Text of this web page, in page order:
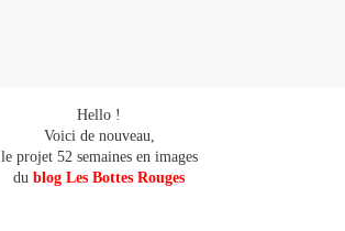
Hello !
Voici de nouveau,
le projet 52 semaines en images
du blog Les Bottes Rouges